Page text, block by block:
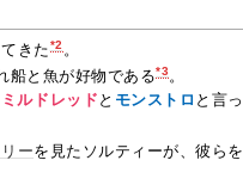
きた*2。
船と魚が好物である*3。
ミルドレッド と モンストロ と言っ
ーを見たソルティーが、彼らを